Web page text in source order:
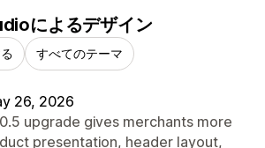
によるデザイン
すべてのテーマ
26, 2026
upgrade gives merchants more
presentation, header layout,